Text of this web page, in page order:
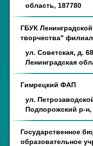
область, 187780
ГБУК
творчества"
ул. Советская, д.
Ленинградская
Гимрецкий ФАП
ул.
Подпорожский р-н,
Государственное
образовательное